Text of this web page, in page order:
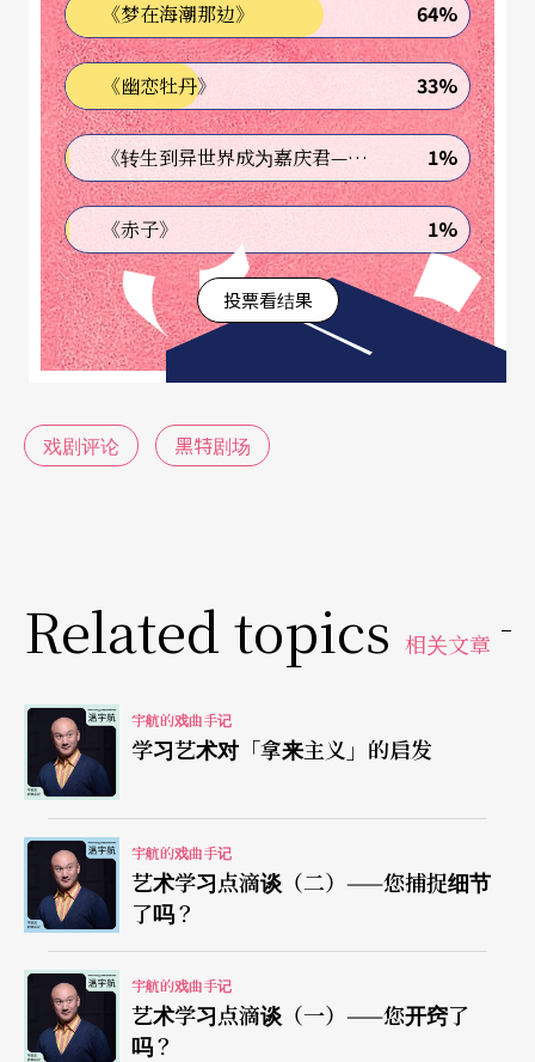
我曾「遭遇」到令人印象深刻的一段往事，1996年
我排演了新编古装昆剧《偶人记》，首演不久，
《中国青年报》即刊出匿名评论文章，针对作品提
出所谓「立意颓废，灰色主题」的尖锐批评。剧团
不甘示弱立即组织文章，据理反驳，如此你来我往
打笔仗数个回合，无意间炒热了这部戏，让接下来
的演出更具话题性。彼时让我见识到为了捍卫艺术
观点，戏剧评论本身犹如举起思想武器般相互攻城
掠地。这样的尖锐交锋也曾出现在「纽约版足本」
剧观点申述立场，取之在我，不足为怪，我都觉得
场」从哪里来，回哪里去。它的出现也应该算是艺
术评论的一个品种吗？特点一是匿名，这个我是看
做敢当。即然勇于指名道姓地「批评」，也应该名
正言顺地担当。其二，不能说「黑特剧场」完全没
有正面启示，只能说当艺术评论超出艺术范畴，被
有心人士利用，成了「泼人脏水」的工具时，被多
数知善不荐、闻惠无言的贴文败坏了名声而已。任
何剧团一部作品出世，无能幸免大家总要胆战心惊
一段时日，没挨骂还则罢了，又上黑特了算你倒
霉。若再遇上以黑特评论治团的无脑领导，遭殃的
《梦在海潮那边》 64%
《幽恋牡丹》 33%
《转生到异世界成为嘉庆君—发现我的祖先是诈骗集团!?》 1%
《赤子》 1%
投票看结果
戏剧评论 黑特剧场
Related topics 相关文章
宇航的戏曲手记
学习艺术对「拿来主义」的启发
宇航的戏曲手记
艺术学习点滴谈（二）——您捕捉细节
了吗？
宇航的戏曲手记
艺术学习点滴谈（一）——您开窍了
吗？